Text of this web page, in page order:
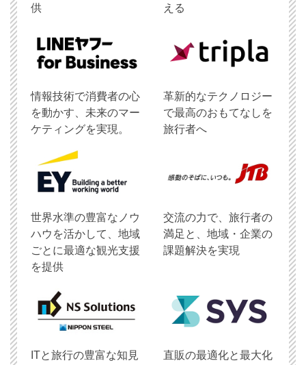
供 える
情報技術で消費者の心
を動かす、未来のマー
ケティングを実現。
革新的なテクノロジー
で最高のおもてなしを
旅行者へ
世界水準の豊富なノウ
ハウを活かして、地域
ごとに最適な観光支援
を提供
交流の力で、旅行者の
満足と、地域・企業の
課題解決を実現
ITと旅行の豊富な知見
直販の最適化と最大化